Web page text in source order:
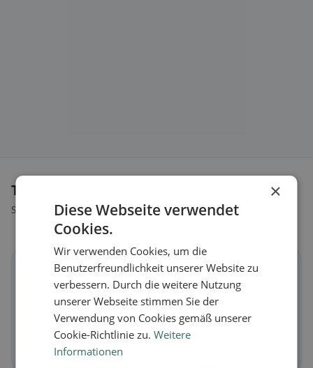
Tipi di alimentazione a Cigognola
Scopri ristoranti adatti al tuo stile alimentare.
Veganoin Cigognola
Piatti vegetali e cucina vegana
Scopri ora →
×
Diese Webseite verwendet
Cookies.
Wir verwenden Cookies, um die
Benutzerfreundlichkeit unserer Website zu
verbessern. Durch die weitere Nutzung
unserer Webseite stimmen Sie der
Verwendung von Cookies gemäß unserer
Cookie-Richtlinie zu.Weitere
Informationen